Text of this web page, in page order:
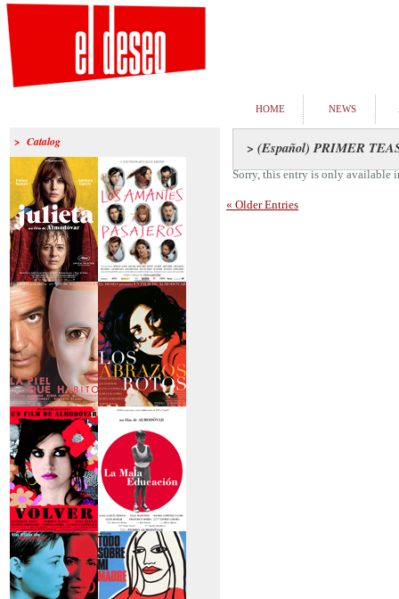
HOME NEWS
> Catalog
>Julieta
>Los amantes
pasajeros
>La piel que habito >Los abrazos rotos
>Volver >La mala educación
> (Español) PRIMER
Sorry, this entry is only available
« Older Entries